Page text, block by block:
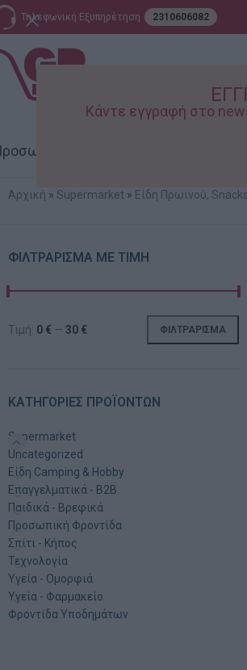
Κάντε εγγραφή στο
Τηλεφωνική Εξυπηρέτηση 2310606082
Φροντίδα
Αρχική » Supermarket » Είδη Πρωινού,
ΦΙΛΤΡΆΡΙΣΜΑ ΜΕ ΤΙΜΉ
ΦΙΛΤΡΆΡΙΣΜΑ
Τιμή: 0 € — 30 €
ΚΑΤΗΓΟΡΊΕΣ ΠΡΟΪΌΝΤΩΝ
Supermarket
Uncategorized
Είδη Camping & Hobby
Επαγγελματικά - B2B
Παιδικά - Βρεφικά
Προσωπική Φροντίδα
Σπίτι - Κήπος
Τεχνολογία
Υγεία - Ομορφιά
Υγεία - Φαρμακείο
Φροντίδα Υποδημάτων